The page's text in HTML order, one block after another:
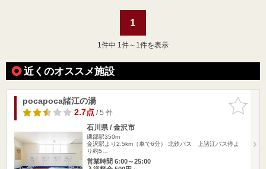
1
1 件中 1件～1件を表示
近くのオススメ施設
お気に入
りに追加
pocapoca諸江の湯
2.7点/ 5 件
石川県 / 金沢市
磯部駅350m
金沢駅より2.5km（車で6分） 北鉄バス 上諸江バス停よ
り約5…
営業時間 6:00～25:00